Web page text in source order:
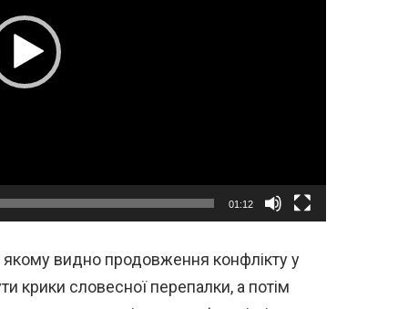
01:12
видно продовження конфлікту у
крики словесної перепалки, а потім